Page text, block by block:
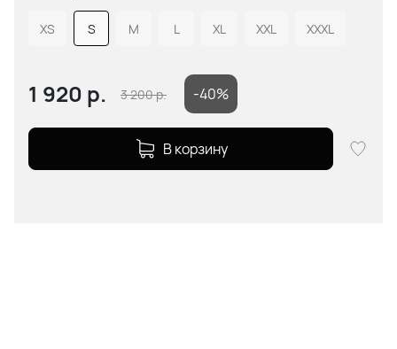
XS S M L XL XXL XXXL
1 920 р. 3 200р. -40%
В корзину